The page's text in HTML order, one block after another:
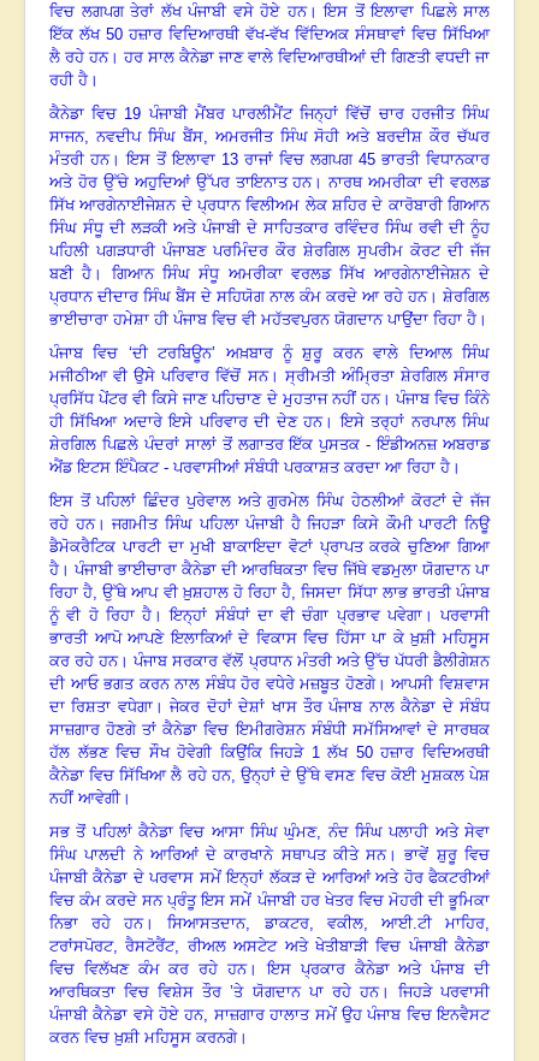
ਵਿਚ ਲਗਪਗ ਤੇਰਾਂ ਲੱਖ ਪੰਜਾਬੀ ਵਸੇ ਹੋਏ ਹਨ। ਇਸ ਤੋਂ ਇਲਾਵਾ ਪਿਛਲੇ ਸਾਲ
ਇੱਕ ਲੱਖ 50 ਹਜ਼ਾਰ ਵਿਦਿਆਰਥੀ ਵੱਖ-ਵੱਖ ਵਿੱਦਿਅਕ ਸੰਸਥਾਵਾਂ ਵਿਚ ਸਿੱਖਿਆ
ਲੈ ਰਹੇ ਹਨ। ਹਰ ਸਾਲ ਕੈਨੇਡਾ ਜਾਣ ਵਾਲੇ ਵਿਦਿਆਰਥੀਆਂ ਦੀ ਗਿਣਤੀ ਵਧਦੀ ਜਾ
ਰਹੀ ਹੈ।
ਕੈਨੇਡਾ ਵਿਚ 19 ਪੰਜਾਬੀ ਮੈਂਬਰ ਪਾਰਲੀਮੈਂਟ ਜਿਨ੍ਹਾਂ ਵਿੱਚੋਂ ਚਾਰਹਰਜੀਤ ਸਿੰਘ
ਸਾਜਨ, ਨਵਦੀਪ ਸਿੰਘ ਬੈਂਸ, ਅਮਰਜੀਤ ਸਿੰਘ ਸੋਹੀ ਅਤੇ ਬਰਦੀਸ਼ ਕੌਰ ਚੱਘਰ
ਮੰਤਰੀ ਹਨ। ਇਸ ਤੋਂ ਇਲਾਵਾ 13 ਰਾਜਾਂ ਵਿਚ ਲਗਪਗ 45 ਭਾਰਤੀ ਵਿਧਾਨਕਾਰ
ਅਤੇ ਹੋਰ ਉੱਚੇ ਅਹੁਦਿਆਂ ਉੱਪਰ ਤਾਇਨਾਤ ਹਨ। ਨਾਰਥ ਅਮਰੀਕਾ ਦੀ ਵਰਲਡ
ਸਿੱਖ ਆਰਗੇਨਾਈਜੇਸ਼ਨ ਦੇ ਪ੍ਰਧਾਨ ਵਿਲੀਅਮ ਲੇਕ ਸ਼ਹਿਰ ਦੇ ਕਾਰੋਬਾਰੀ ਗਿਆਨ
ਸਿੰਘ ਸੰਧੂ ਦੀ ਲੜਕੀ ਅਤੇ ਪੰਜਾਬੀ ਦੇ ਸਾਹਿਤਕਾਰ ਰਵਿੰਦਰ ਸਿੰਘ ਰਵੀ ਦੀ ਨੂੰਹ
ਪਹਿਲੀ ਪਗੜਧਾਰੀ ਪੰਜਾਬਣ ਪਰਮਿੰਦਰ ਕੌਰ ਸ਼ੇਰਗਿਲ ਸੁਪਰੀਮ ਕੋਰਟ ਦੀ ਜੱਜ
ਬਣੀ ਹੈ। ਗਿਆਨ ਸਿੰਘ ਸੰਧੂ ਅਮਰੀਕਾ ਵਰਲਡ ਸਿੱਖ ਆਰਗੇਨਾਈਜੇਸ਼ਨ ਦੇ
ਪ੍ਰਧਾਨ ਦੀਦਾਰ ਸਿੰਘ ਬੈਂਸ ਦੇ ਸਹਿਯੋਗ ਨਾਲ ਕੰਮ ਕਰਦੇ ਆ ਰਹੇ ਹਨ। ਸ਼ੇਰਗਿਲ
ਭਾਈਚਾਰਾ ਹਮੇਸ਼ਾ ਹੀ ਪੰਜਾਬ ਵਿਚ ਵੀ ਮਹੱਤਵਪੁਰਨ ਯੋਗਦਾਨ ਪਾਉਂਦਾ ਰਿਹਾ ਹੈ।
ਪੰਜਾਬ ਵਿਚ ‘ਦੀ ਟਰਬਿਊਨ’ ਅਖ਼ਬਾਰ ਨੂੰ ਸ਼ੁਰੂ ਕਰਨ ਵਾਲੇ ਦਿਆਲ ਸਿੰਘ
ਮਜੀਠੀਆ ਵੀ ਉਸੇ ਪਰਿਵਾਰ ਵਿੱਚੋਂ ਸਨ। ਸ੍ਰੀਮਤੀ ਅੰਮ੍ਰਿਤਾ ਸ਼ੇਰਗਿਲ ਸੰਸਾਰ
ਪ੍ਰਸਿੱਧ ਪੇਂਟਰ ਵੀ ਕਿਸੇ ਜਾਣ ਪਹਿਚਾਣ ਦੇ ਮੁਹਤਾਜ ਨਹੀਂ ਹਨ। ਪੰਜਾਬ ਵਿਚ ਕਿੰਨੇ
ਹੀ ਸਿੱਖਿਆ ਅਦਾਰੇ ਇਸੇ ਪਰਿਵਾਰ ਦੀ ਦੇਣ ਹਨ। ਇਸੇ ਤਰ੍ਹਾਂ ਨਰਪਾਲ ਸਿੰਘ
ਸ਼ੇਰਗਿਲ ਪਿਛਲੇ ਪੰਦਰਾਂ ਸਾਲਾਂ ਤੋਂ ਲਗਾਤਰ ਇੱਕ ਪੁਸਤਕ - ਇੰਡੀਅਨਜ਼ ਅਬਰਾਡ
ਐਂਡ ਇਟਸ ਇੰਪੈਕਟ - ਪਰਵਾਸੀਆਂ ਸੰਬੰਧੀ ਪਰਕਾਸ਼ਤ ਕਰਦਾ ਆ ਰਿਹਾ ਹੈ।
ਇਸ ਤੋਂ ਪਹਿਲਾਂ ਛਿੰਦਰ ਪੁਰੇਵਾਲ ਅਤੇ ਗੁਰਮੇਲ ਸਿੰਘ ਹੇਠਲੀਆਂ ਕੋਰਟਾਂ ਦੇ ਜੱਜ
ਰਹੇ ਹਨ। ਜਗਮੀਤ ਸਿੰਘ ਪਹਿਲਾ ਪੰਜਾਬੀ ਹੈ ਜਿਹੜਾ ਕਿਸੇ ਕੌਮੀ ਪਾਰਟੀ ਨਿਊ
ਡੈਮੋਕਰੈਟਿਕ ਪਾਰਟੀ ਦਾ ਮੁਖੀ ਬਾਕਾਇਦਾ ਵੋਟਾਂ ਪ੍ਰਾਪਤ ਕਰਕੇ ਚੁਣਿਆ ਗਿਆ
ਹੈ। ਪੰਜਾਬੀ ਭਾਈਚਾਰਾ ਕੈਨੇਡਾ ਦੀ ਆਰਥਿਕਤਾ ਵਿਚ ਜਿੱਥੇ ਵਡਮੁਲਾ ਯੋਗਦਾਨ ਪਾ
ਰਿਹਾ ਹੈ,ਉੱਥੇ ਆਪ ਵੀ ਖ਼ੁਸ਼ਹਾਲ ਹੋ ਰਿਹਾ ਹੈ,ਜਿਸਦਾ ਸਿੱਧਾ ਲਾਭ ਭਾਰਤੀ ਪੰਜਾਬ
ਨੂੰ ਵੀ ਹੋ ਰਿਹਾ ਹੈ। ਇਨ੍ਹਾਂ ਸੰਬੰਧਾਂ ਦਾ ਵੀ ਚੰਗਾ ਪ੍ਰਭਾਵ ਪਵੇਗਾ। ਪਰਵਾਸੀ
ਭਾਰਤੀ ਆਪੋ ਆਪਣੇ ਇਲਾਕਿਆਂ ਦੇ ਵਿਕਾਸ ਵਿਚ ਹਿੱਸਾ ਪਾ ਕੇ ਖ਼ੁਸ਼ੀ ਮਹਿਸੂਸ
ਕਰ ਰਹੇ ਹਨ। ਪੰਜਾਬ ਸਰਕਾਰ ਵੱਲੋਂ ਪ੍ਰਧਾਨ ਮੰਤਰੀ ਅਤੇ ਉੱਚ ਪੱਧਰੀ ਡੈਲੀਗੇਸ਼ਨ
ਦੀ ਆਓ ਭਗਤ ਕਰਨ ਨਾਲ ਸੰਬੰਧ ਹੋਰ ਵਧੇਰੇ ਮਜ਼ਬੂਤ ਹੋਣਗੇ। ਆਪਸੀ ਵਿਸ਼ਵਾਸ
ਦਾ ਰਿਸ਼ਤਾ ਵਧੇਗਾ। ਜੇਕਰ ਦੋਹਾਂ ਦੇਸ਼ਾਂ ਖਾਸ ਤੌਰ ਪੰਜਾਬ ਨਾਲ ਕੈਨੇਡਾ ਦੇ ਸੰਬੰਧ
ਸਾਜ਼ਗਾਰ ਹੋਣਗੇ ਤਾਂ ਕੈਨੇਡਾ ਵਿਚ ਇਮੀਗਰੇਸ਼ਨ ਸੰਬੰਧੀ ਸਮੱਸਿਆਵਾਂ ਦੇ ਸਾਰਥਕ
ਹੱਲ ਲੱਭਣ ਵਿਚ ਸੌਖ ਹੋਵੇਗੀ ਕਿਉਂਕਿ ਜਿਹੜੇ 1ਲੱਖ 50ਹਜ਼ਾਰ ਵਿਦਿਅਰਥੀ
ਕੈਨੇਡਾ ਵਿਚ ਸਿੱਖਿਆ ਲੈ ਰਹੇ ਹਨ, ਉਨ੍ਹਾਂ ਦੇ ਉੱਥੇ ਵਸਣ ਵਿਚ ਕੋਈ ਮੁਸ਼ਕਲ ਪੇਸ਼
ਨਹੀਂ ਆਵੇਗੀ।
ਸਭ ਤੋਂ ਪਹਿਲਾਂ ਕੈਨੇਡਾ ਵਿਚ ਆਸਾ ਸਿੰਘ ਘੁੰਮਣ, ਨੰਦ ਸਿੰਘ ਪਲਾਹੀ ਅਤੇ ਸੇਵਾ
ਸਿੰਘ ਪਾਲਦੀ ਨੇ ਆਰਿਆਂ ਦੇ ਕਾਰਖਾਨੇ ਸਥਾਪਤ ਕੀਤੇ ਸਨ। ਭਾਵੇਂ ਸ਼ੁਰੂ ਵਿਚ
ਪੰਜਾਬੀ ਕੈਨੇਡਾ ਦੇ ਪਰਵਾਸ ਸਮੇਂ ਇਨ੍ਹਾਂ ਲੱਕੜ ਦੇ ਆਰਿਆਂ ਅਤੇ ਹੋਰ ਫੈਕਟਰੀਆਂ
ਵਿਚ ਕੰਮ ਕਰਦੇ ਸਨ ਪ੍ਰੰਤੂ ਇਸ ਸਮੇਂ ਪੰਜਾਬੀ ਹਰ ਖੇਤਰ ਵਿਚ ਮੋਹਰੀ ਦੀ ਭੂਮਿਕਾ
ਨਿਭਾ ਰਹੇ ਹਨ। ਸਿਆਸਤਦਾਨ, ਡਾਕਟਰ, ਵਕੀਲ, ਆਈ.ਟੀ ਮਾਹਿਰ,
ਟਰਾਂਸਪੋਰਟ,ਰੈਸਟੋਰੈਂਟ, ਰੀਅਲ ਅਸਟੇਟ ਅਤੇ ਖੇਤੀਬਾੜੀ ਵਿਚ ਪੰਜਾਬੀ ਕੈਨੇਡਾ
ਵਿਚ ਵਿਲੱਖਣ ਕੰਮ ਕਰ ਰਹੇ ਹਨ। ਇਸ ਪ੍ਰਕਾਰ ਕੈਨੇਡਾ ਅਤੇ ਪੰਜਾਬ ਦੀ
ਆਰਥਿਕਤਾ ਵਿਚ ਵਿਸ਼ੇਸ ਤੌਰ ’ਤੇ ਯੋਗਦਾਨ ਪਾ ਰਹੇ ਹਨ। ਜਿਹੜੇ ਪਰਵਾਸੀ
ਪੰਜਾਬੀ ਕੈਨੇਡਾ ਵਸੇ ਹੋਏ ਹਨ, ਸਾਜ਼ਗਾਰ ਹਾਲਾਤ ਸਮੇਂ ਉਹ ਪੰਜਾਬ ਵਿਚ ਇਨਵੈਸਟ
ਕਰਨ ਵਿਚ ਖ਼ੁਸ਼ੀ ਮਹਿਸੂਸ ਕਰਨਗੇ।